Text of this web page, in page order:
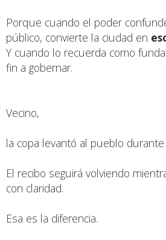
Porque cuando el poder
público, convierte la ciudad en
Y cuando lo recuerda como
fin a gobernar.
Vecino,
la copa levantó al pueblo
El recibo seguirá volviendo
con claridad.
Esa es la diferencia.